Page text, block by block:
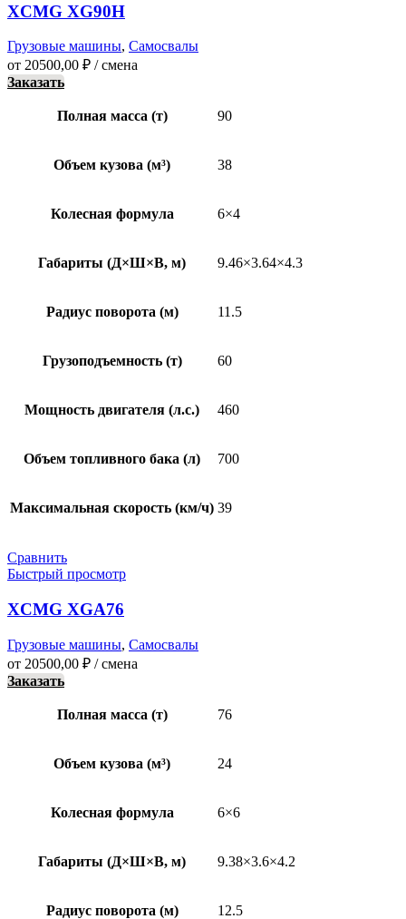
XCMG XG90H
Грузовые машины, Самосвалы
от 20500,00 ₽ / смена
Заказать
Полная масса (т) 90
Объем кузова (м³) 38
Колесная формула 6×4
Габариты (Д×Ш×В, м) 9.46×3.64×4.3
Радиус поворота (м) 11.5
Грузоподъемность (т) 60
Мощность двигателя (л.с.) 460
Объем топливного бака (л) 700
Максимальная скорость (км/ч) 39
Сравнить
Быстрый просмотр
XCMG XGA76
Грузовые машины, Самосвалы
от 20500,00 ₽ / смена
Заказать
Полная масса (т) 76
Объем кузова (м³) 24
Колесная формула 6×6
Габариты (Д×Ш×В, м) 9.38×3.6×4.2
Радиус поворота (м) 12.5